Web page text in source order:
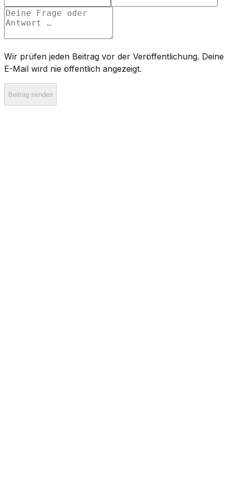
Wir prüfen jeden Beitrag vor der Veröffentlichung. Deine
E-Mail wird nie öffentlich angezeigt.
Beitrag senden